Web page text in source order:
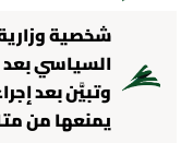
شخصية
السياسي بعد
وتبيَّن بعد
يمنعها من